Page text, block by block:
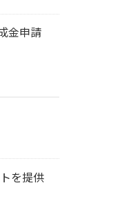
金申請
を提供